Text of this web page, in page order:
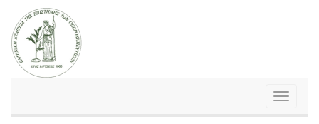
content
Toggle